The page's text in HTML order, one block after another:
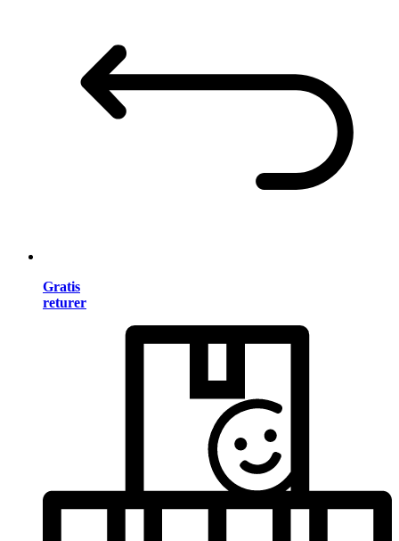
Gratis
returer